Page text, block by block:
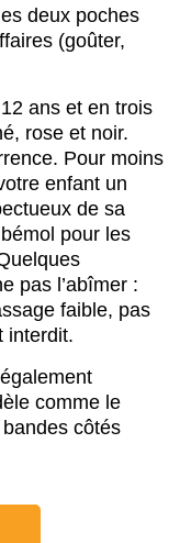
deux poches
(goûter,
ans et en trois
rose et noir.
Pour moins
enfant un
de sa
pour les
pas l’abîmer :
faible, pas
interdit.
comme le
côtés